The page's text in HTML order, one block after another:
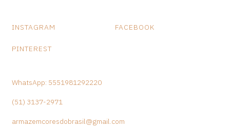
INSTAGRAM FACEBOOK
PINTEREST
WhatsApp: 5551981292220
(51) 3137-2971
armazemcoresdobrasil@gmail.com